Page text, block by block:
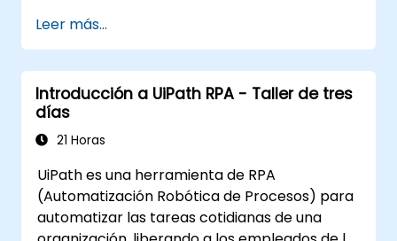
Mapear los requisitos del negocio y
rastrear el proceso de RPA.
Leer más...
Introducción a UiPath RPA - Taller de tres
días
21 Horas
UiPath es una herramienta de RPA
(Automatización Robótica de Procesos) para
automatizar las tareas cotidianas de una